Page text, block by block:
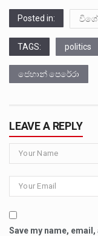
Posted in:
TAGS: politics
ජෙහාන් පෙරේරා
LEAVE A REPLY
Save my name,